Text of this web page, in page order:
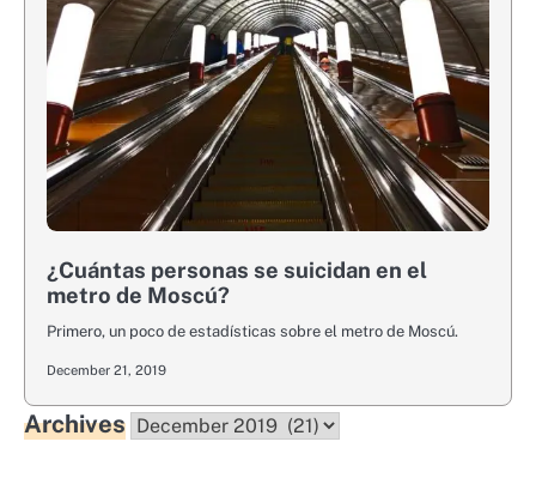
¿Cuántas personas se suicidan en el
metro de Moscú?
Primero, un poco de estadísticas sobre el metro de Moscú.
December 21, 2019
Archives Archives